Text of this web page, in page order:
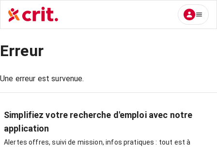
Erreur
Une erreur est survenue.
Simplifiez votre recherche d'emploi avec notre
application
Alertes offres, suivi de mission, infos pratiques : tout est à